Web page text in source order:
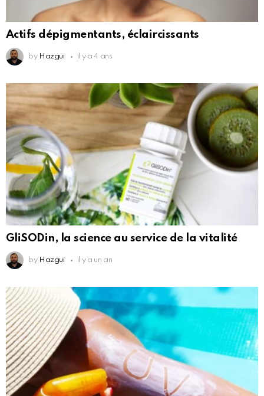
Actifs dépigmentants, éclaircissants
by Hazgui il y a 4 ans
GliSODin, la science au service de la vitalité
by Hazgui il y a un an